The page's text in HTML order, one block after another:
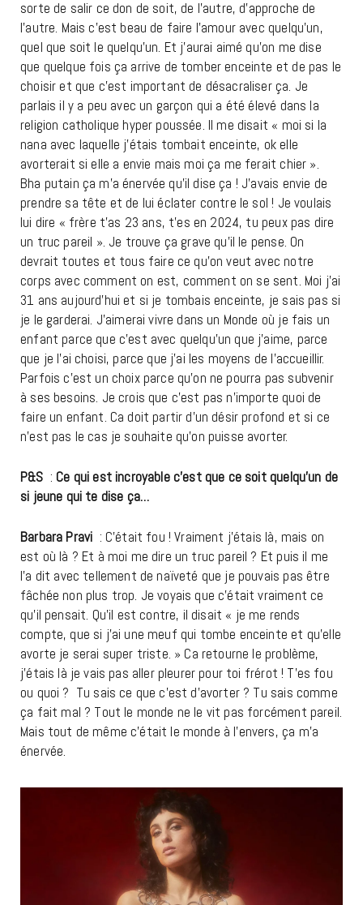
sorte de salir ce don de soit, de l’autre, d’approche de
l’autre. Mais c’est beau de faire l’amour avec quelqu’un,
quel que soit le quelqu’un. Et j’aurai aimé qu’on me dise
que quelque fois ça arrive de tomber enceinte et de pas le
choisir et que c’est important de désacraliser ça. Je
parlais il y a peu avec un garçon qui a été élevé dans la
religion catholique hyper poussée. Il me disait « moi si la
nana avec laquelle j’étais tombait enceinte, ok elle
avorterait si elle a envie mais moi ça me ferait chier ».
Bha putain ça m’a énervée qu’il dise ça ! J’avais envie de
prendre sa tête et de lui éclater contre le sol ! Je voulais
lui dire « frère t’as 23 ans, t’es en 2024, tu peux pas dire
un truc pareil ». Je trouve ça grave qu’il le pense. On
devrait toutes et tous faire ce qu’on veut avec notre
corps avec comment on est, comment on se sent. Moi j’ai
31 ans aujourd’hui et si je tombais enceinte, je sais pas si
je le garderai. J’aimerai vivre dans un Monde où je fais un
enfant parce que c’est avec quelqu’un que j’aime, parce
que je l’ai choisi, parce que j’ai les moyens de l’accueillir.
Parfois c’est un choix parce qu’on ne pourra pas subvenir
à ses besoins. Je crois que c’est pas n’importe quoi de
faire un enfant. Ca doit partir d’un désir profond et si ce
n’est pas le cas je souhaite qu’on puisse avorter.
P&S : Ce qui est incroyable c’est que ce soit quelqu’un de
si jeune qui te dise ça…
Barbara Pravi : C’était fou ! Vraiment j’étais là, mais on
est où là ? Et à moi me dire un truc pareil ? Et puis il me
l’a dit avec tellement de naïveté que je pouvais pas être
fâchée non plus trop. Je voyais que c’était vraiment ce
qu’il pensait. Qu’il est contre, il disait « je me rends
compte, que si j’ai une meuf qui tombe enceinte et qu’elle
avorte je serai super triste. » Ca retourne le problème,
j’étais là je vais pas aller pleurer pour toi frérot ! T’es fou
ou quoi ? Tu sais ce que c’est d’avorter ? Tu sais comme
ça fait mal ? Tout le monde ne le vit pas forcément pareil.
Mais tout de même c’était le monde à l’envers, ça m’a
énervée.